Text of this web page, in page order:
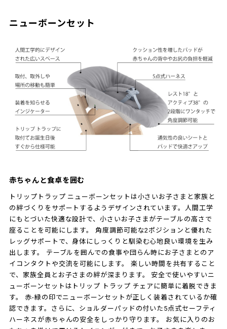
ニューボーンセット
赤ちゃんと食卓を囲む
トリップトラップ ニューボーンセットは小さいお子さまと家族と
の絆づくりをサポートするようデザインされています。人間工学
にもとづいた快適な設計で、小さいお子さまがテーブルの高さで
座ることを可能にします。 角度調節可能な2ポジションと優れた
レッグサポートで、身体にしっくりと馴染む心地良い環境を生み
出します。 テーブルを囲んでの食事や団らん時にお子さまとのア
イコンタクトや交流を可能にします。 楽しい時間を共有すること
で、家族全員とお子さまの絆が深まります。 安全で使いやすいニ
ューボーンセットはトリップ トラップ チェアに簡単に着脱できま
す。 赤-緑の印でニューボーンセットが正しく装着されているか確
認できます。さらに、ショルダーパッドの付いた5点式セーフティ
ハーネスが赤ちゃんの安全をしっかり守ります。 お気に入りのお